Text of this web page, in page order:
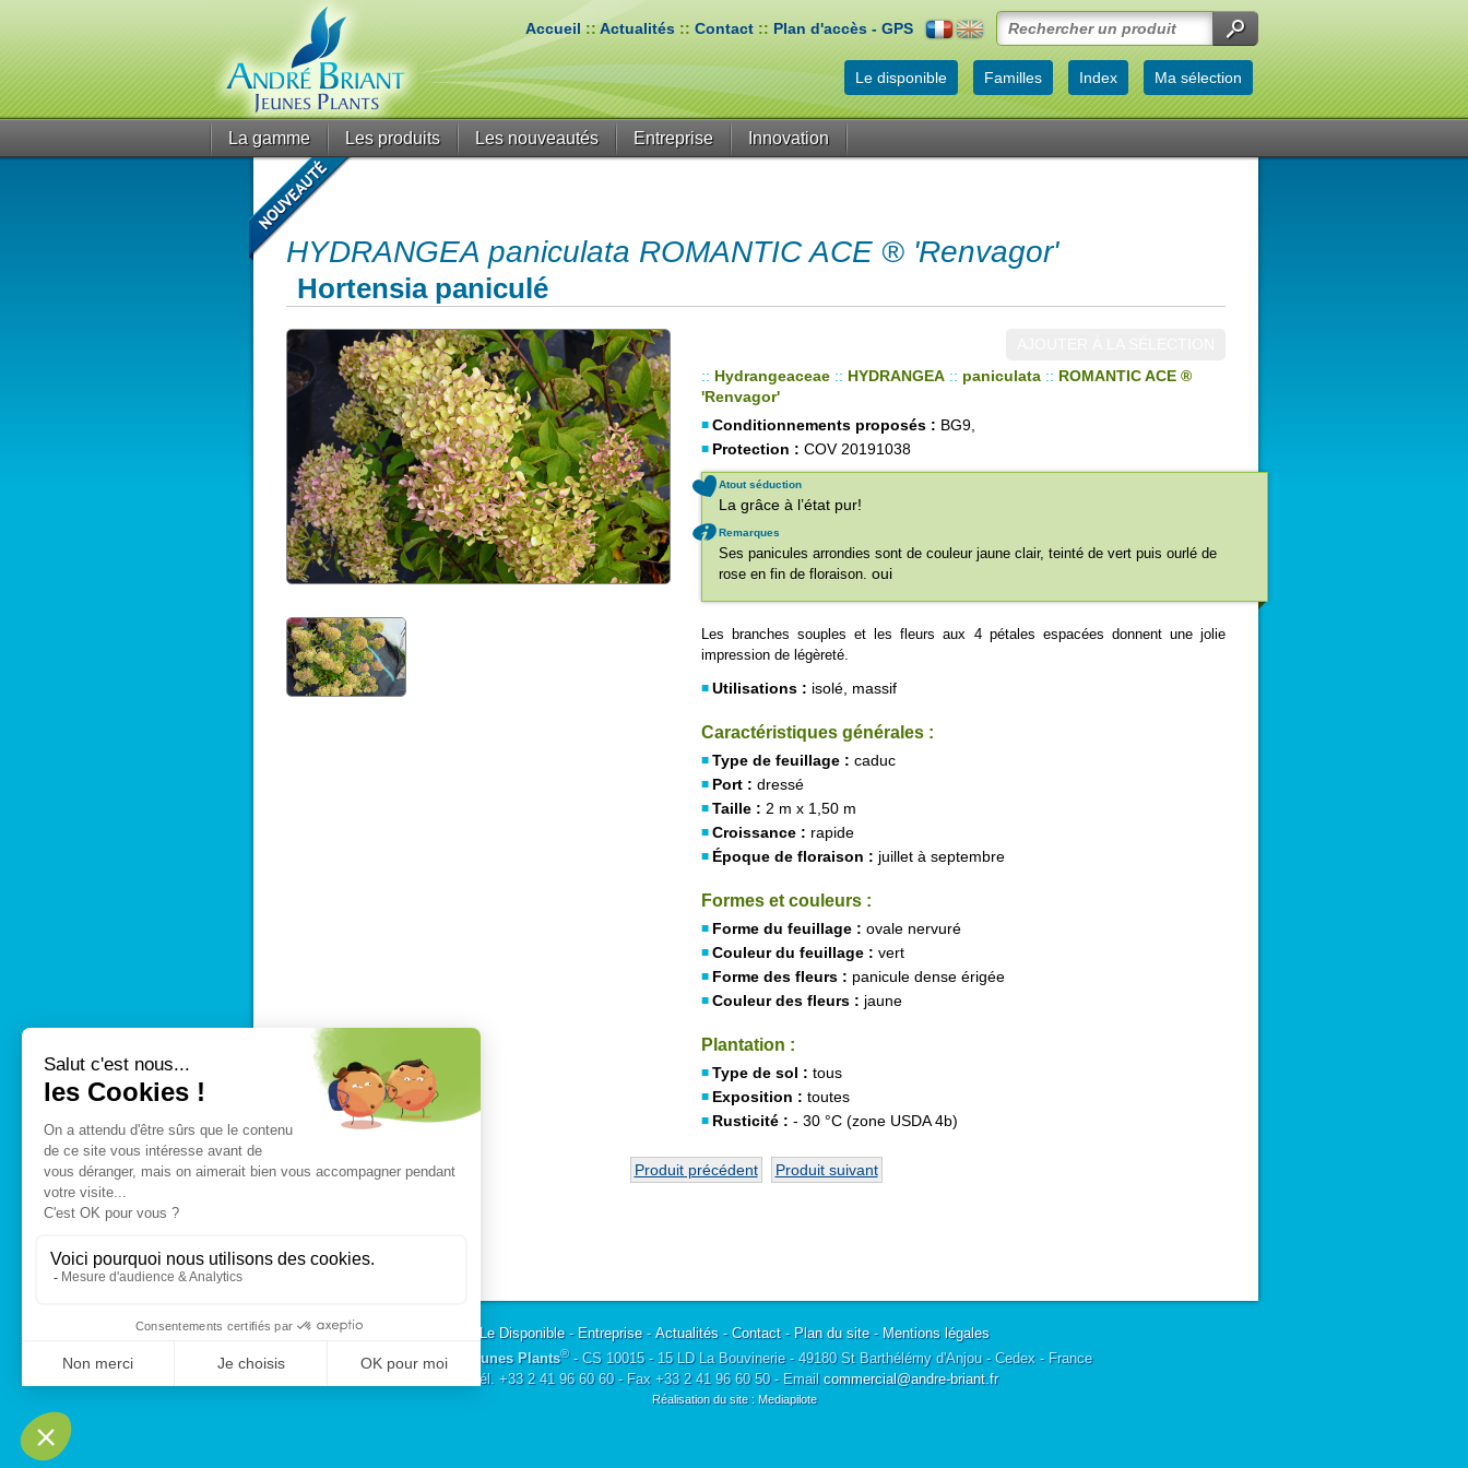
Accueil::Actualités :: Contact :: Plan d'accès - GPS
Le disponible Familles Index Ma sélection
La gamme Les produits Les nouveautés Entreprise Innovation
HYDRANGEA paniculata ROMANTIC ACE ® 'Renvagor'
Hortensia paniculé
:: Hydrangeaceae :: HYDRANGEA :: paniculata :: ROMANTIC ACE ®
'Renvagor'
Conditionnements proposés : BG9,
Protection : COV 20191038
Atout séduction
La grâce à l’état pur!
Remarques
Ses panicules arrondies sont de couleur jaune clair, teinté de vert puis ourlé de
rose en fin de floraison. oui
Les branches souples et les fleurs aux 4 pétales espacées donnent une jolie
impression de légèreté.
Utilisations : isolé, massif
Caractéristiques générales :
Type de feuillage : caduc
Port : dressé
Taille : 2 m x 1,50 m
Croissance : rapide
Époque de floraison : juillet à septembre
Formes et couleurs :
Forme du feuillage : ovale nervuré
Couleur du feuillage : vert
Forme des fleurs : panicule dense érigée
Couleur des fleurs : jaune
Plantation :
Type de sol : tous
Exposition : toutes
Rusticité : - 30 °C (zone USDA 4b)
Produit précédent Produit suivant
Le Disponible- Entreprise- Actualités- Contact- Plan du site- Mentions légales
André Briant Jeunes Plants®- CS 10015 - 15 LD La Bouvinerie - 49180 St Barthélémy d'Anjou - Cedex - France
Tél. +33 2 41 96 60 60 - Fax +33 2 41 96 60 50 - Email commercial@andre-briant.fr
Réalisation du site : Mediapilote